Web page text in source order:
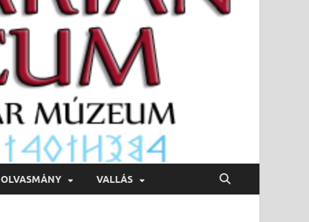
OLVASMÁNY VALLÁS